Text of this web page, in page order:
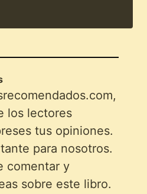
los lectores
tus opiniones.
para nosotros.
comentar y
sobre este libro.